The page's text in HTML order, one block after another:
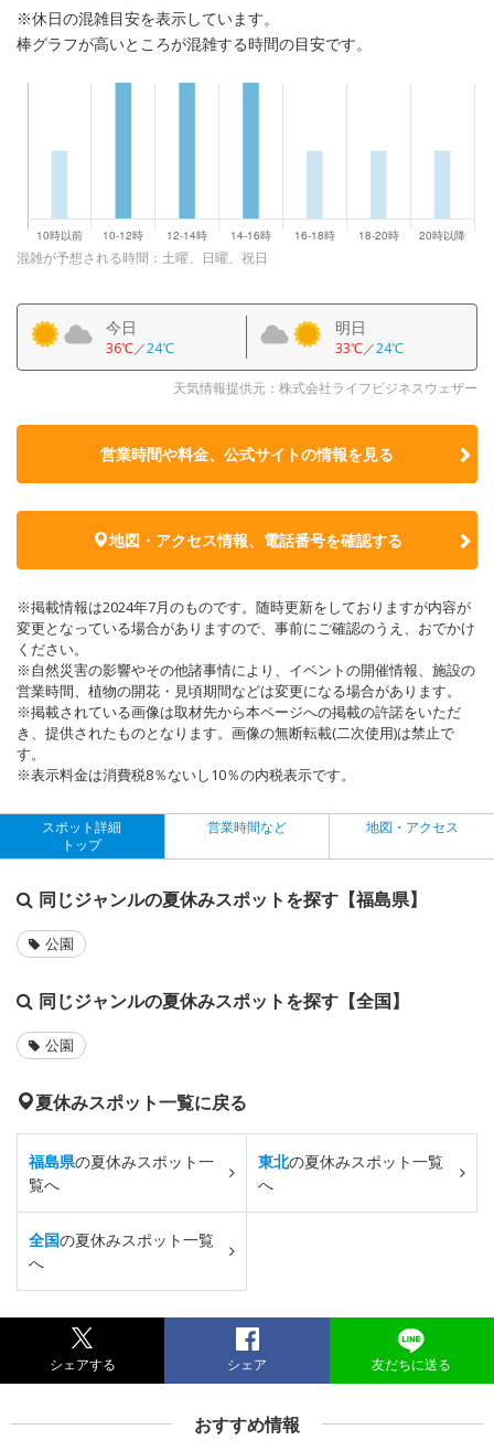
※休日の混雑目安を表示しています。
棒グラフが高いところが混雑する時間の目安です。
混雑が予想される時間：土曜、日曜、祝日
今日
36℃／24℃
明日
33℃／24℃
天気情報提供元：株式会社ライフビジネスウェザー
営業時間や料金、公式サイトの情報を見る
地図・アクセス情報、電話番号を確認する
※掲載情報は2024年7月のものです。随時更新をしておりますが内容が
変更となっている場合がありますので、事前にご確認のうえ、おでかけ
ください。
※自然災害の影響やその他諸事情により、イベントの開催情報、施設の
営業時間、植物の開花・見頃期間などは変更になる場合があります。
※掲載されている画像は取材先から本ページへの掲載の許諾をいただ
き、提供されたものとなります。画像の無断転載(二次使用)は禁止で
す。
※表示料金は消費税8％ないし10％の内税表示です。
スポット詳細
トップ
営業時間など 地図・アクセス
同じジャンルの夏休みスポットを探す【福島県】
公園
同じジャンルの夏休みスポットを探す【全国】
公園
夏休みスポット一覧に戻る
福島県の夏休みスポット一
覧へ
東北の夏休みスポット一覧
へ
全国の夏休みスポット一覧
へ
シェアする シェア 友だちに送る
おすすめ情報